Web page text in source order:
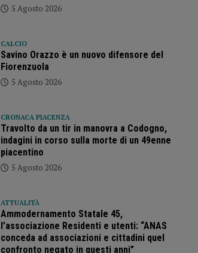
5 Agosto 2026
CALCIO
Savino Orazzo è un nuovo difensore del
Fiorenzuola
5 Agosto 2026
CRONACA PIACENZA
Travolto da un tir in manovra a Codogno,
indagini in corso sulla morte di un 49enne
piacentino
5 Agosto 2026
ATTUALITÀ
Ammodernamento Statale 45,
l’associazione Residenti e utenti: “ANAS
conceda ad associazioni e cittadini quel
confronto negato in questi anni”